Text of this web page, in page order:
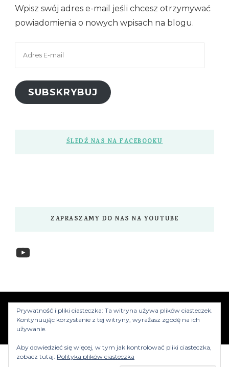
Wpisz swój adres e-mail jeśli chcesz otrzymywać
powiadomienia o nowych wpisach na blogu.
SUBSKRYBUJ
ŚLEDŹ NAS NA FACEBOOKU
ZAPRASZAMY DO NAS NA YOUTUBE
YouTube
www.myzwiedzamy.pl Vilva | Stworzony przez
Blossom Themes.Silnik:WordPress
Prywatność i pliki ciasteczka: Ta witryna używa plików ciasteczek.
Kontynuując korzystanie z tej witryny, wyrażasz zgodę na ich
używanie.
Aby dowiedzieć się więcej, w tym jak kontrolować pliki ciasteczka,
zobacz tutaj: Polityka plików ciasteczka